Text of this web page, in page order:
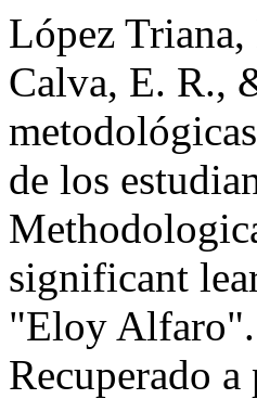
López
Calva, E. R.,
de los
significant
"Eloy Alfaro".
Recuperado